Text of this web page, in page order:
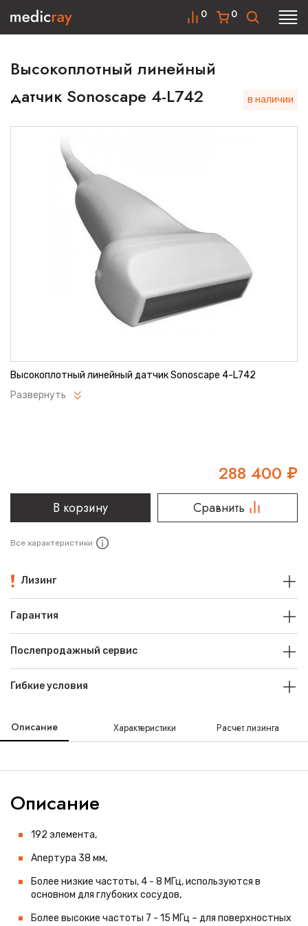
0
0
Высокоплотный линейный
датчик Sonoscape 4-L742
в наличии
Высокоплотный линейный датчик Sonoscape 4-L742
Развернуть
288 400 ₽
В корзину Сравнить
Все характеристики
Лизинг
Гарантия
Послепродажный сервис
Гибкие условия
Описание Характеристики Расчет лизинга
Описание
192 элемента,
Апертура 38 мм,
Более низкие частоты, 4 - 8 МГц, используются в
основном для глубоких сосудов,
Более высокие частоты 7 - 15 МГц – для поверхностных